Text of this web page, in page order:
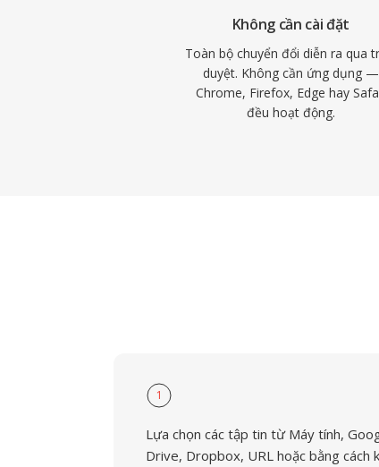
Không cần cài đặt
Toàn bộ chuyển đổi diễn ra qua
duyệt. Không cần ứng dụng —
Chrome, Firefox, Edge hay
đều hoạt động.
1
Lựa chọn các tập tin từ Máy tính,
Drive, Dropbox, URL hoặc bằng cách